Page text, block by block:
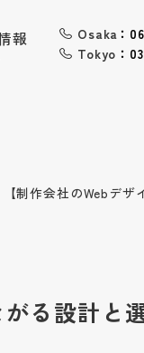
報 Osaka ：
Tokyo ：
【制作会社のWebデ
る設計と